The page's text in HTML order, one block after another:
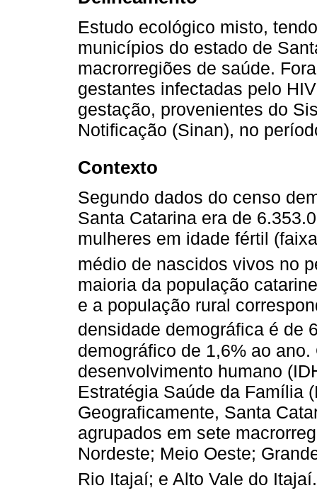
Estudo ecológico misto,
municípios do estado de
macrorregiões de saúde.
gestantes infectadas pelo
gestação, provenientes do
Notificação (Sinan), no
Contexto
Segundo dados do censo
Santa Catarina era de
mulheres em idade fértil
médio de nascidos vivos no
maioria da população
e a população rural
densidade demográfica é de
demográfico de 1,6% ao
desenvolvimento humano
Estratégia Saúde da Família
Geograficamente, Santa
agrupados em sete
Nordeste; Meio Oeste;
Rio Itajaí; e Alto Vale do Itajaí.